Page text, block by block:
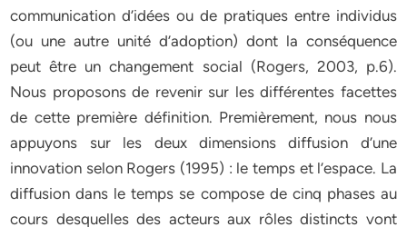
communication d’idées ou de pratiques entre individus
(ou une autre unité d’adoption) dont la conséquence
peut être un changement social (Rogers, 2003, p.6).
Nous proposons de revenir sur les différentes facettes
de cette première définition. Premièrement, nous nous
appuyons sur les deux dimensions diffusion d’une
innovation selon Rogers (1995) : le temps et l’espace. La
diffusion dans le temps se compose de cinq phases au
cours desquelles des acteurs aux rôles distincts vont